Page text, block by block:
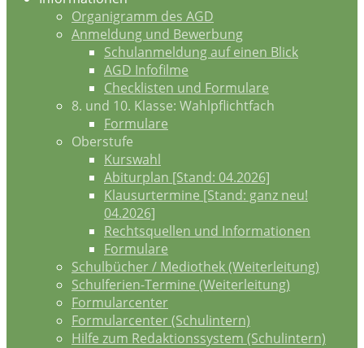
Organigramm des AGD
Anmeldung und Bewerbung
Schulanmeldung auf einen Blick
AGD Infofilme
Checklisten und Formulare
8. und 10. Klasse: Wahlpflichtfach
Formulare
Oberstufe
Kurswahl
Abiturplan [Stand: 04.2026]
Klausurtermine [Stand: ganz neu!
04.2026]
Rechtsquellen und Informationen
Formulare
Schulbücher / Mediothek (Weiterleitung)
Schulferien-Termine (Weiterleitung)
Formularcenter
Formularcenter (Schulintern)
Hilfe zum Redaktionssystem (Schulintern)